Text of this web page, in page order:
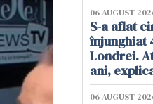
06 AUGUST
S-a aflat
înjunghiat
Londrei.
ani,
06 AUGUST